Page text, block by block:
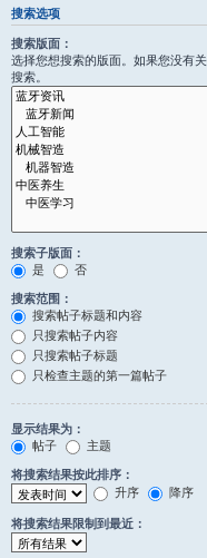
搜索选项
搜索版面：
选择您想搜索的版面。如果您没有
搜索。
搜索子版面：
是
否
搜索范围：
搜索帖子标题和内容
只搜索帖子内容
只搜索帖子标题
只检查主题的第一篇帖子
显示结果为：
帖子
主题
将搜索结果按此排序：
升序
降序
将搜索结果限制到最近：